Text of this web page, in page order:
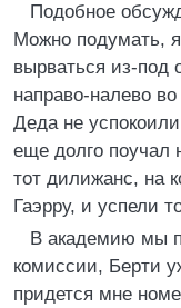
Подобное
Можно подумать,
вырваться из-под
направо-налево
Деда не
еще долго поучал
тот дилижанс, на
Гаэрру, и успели
В академию мы
комиссии, Берти
придется мне